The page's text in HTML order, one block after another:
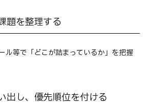
題を整理する
ル等で「どこが詰まっているか」を把握
出し、優先順位を付ける